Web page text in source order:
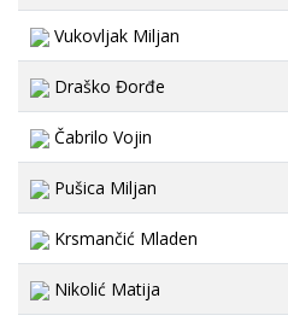
Vukovljak Miljan
Draško Đorđe
Čabrilo Vojin
Pušica Miljan
Krsmančić Mladen
Nikolić Matija